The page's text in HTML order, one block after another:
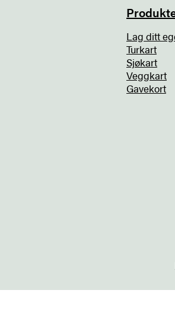
Lag ditt
Turkart
Sjøkart
Veggkart
Gavekort